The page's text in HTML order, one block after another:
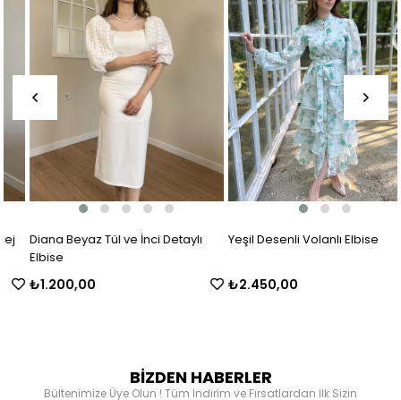
Diana Beyaz Tül ve İnci Detaylı
Elbise
₺1.200,00
Yeşil Desenli Volanlı Elbise
₺2.450,00
BİZDEN HABERLER
Bültenimize Üye Olun ! Tüm İndirim ve Fırsatlardan İlk Sizin